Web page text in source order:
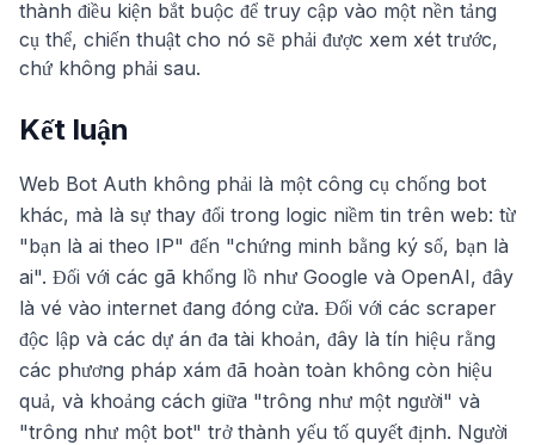
thành điều kiện bắt buộc để truy cập vào một nền tảng
cụ thể, chiến thuật cho nó sẽ phải được xem xét trước,
chứ không phải sau.
Kết luận
Web Bot Auth không phải là một công cụ chống bot
khác, mà là sự thay đổi trong logic niềm tin trên web: từ
"bạn là ai theo IP" đến "chứng minh bằng ký số, bạn là
ai". Đối với các gã khổng lồ như Google và OpenAI, đây
là vé vào internet đang đóng cửa. Đối với các scraper
độc lập và các dự án đa tài khoản, đây là tín hiệu rằng
các phương pháp xám đã hoàn toàn không còn hiệu
quả, và khoảng cách giữa "trông như một người" và
"trông như một bot" trở thành yếu tố quyết định. Người